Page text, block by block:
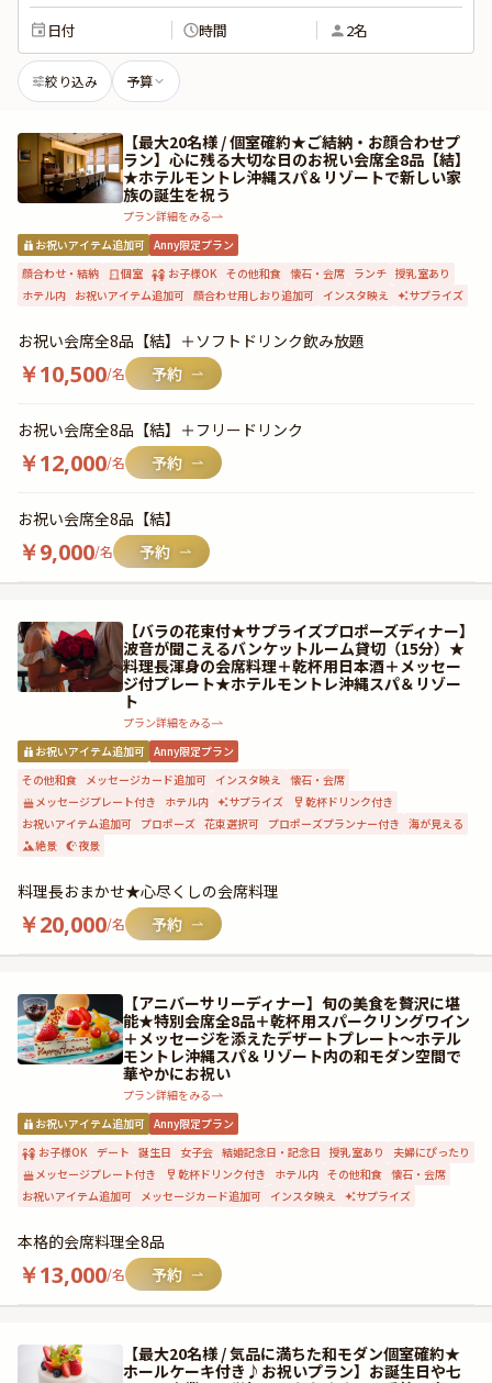
日付 時間 2名
絞り込み 予算
【最大20名様 / 個室確約★ご結納・お顔合わせプ
ラン】心に残る大切な日のお祝い会席全8品【結】
★ホテルモントレ沖縄スパ＆リゾートで新しい家
族の誕生を祝う
プラン詳細をみる
お祝いアイテム追加可 Anny限定プラン
顔合わせ・結納
個室 お子様OK その他和食 懐石・会席 ランチ 授乳室あり
ホテル内 お祝いアイテム追加可 顔合わせ用しおり追加可 インスタ映え サプライズ
お祝い会席全8品【結】＋ソフトドリンク飲み放題
￥10,500/名
お祝い会席全8品【結】＋フリードリンク
￥12,000/名
お祝い会席全8品【結】
￥9,000/名
【バラの花束付★サプライズプロポーズディナー】
波音が聞こえるバンケットルーム貸切（15分）★
料理長渾身の会席料理＋乾杯用日本酒＋メッセー
ジ付プレート★ホテルモントレ沖縄スパ＆リゾー
ト
プラン詳細をみる
お祝いアイテム追加可 Anny限定プラン
その他和食 メッセージカード追加可 インスタ映え 懐石・会席
メッセージプレート付き
ホテル内 サプライズ
乾杯ドリンク付き
お祝いアイテム追加可 プロポーズ 花束選択可 プロポーズプランナー付き 海が見える
絶景
夜景
料理長おまかせ★心尽くしの会席料理
￥20,000/名
【アニバーサリーディナー】旬の美食を贅沢に堪
能★特別会席全8品＋乾杯用スパークリングワイン
＋メッセージを添えたデザートプレート〜ホテル
モントレ沖縄スパ＆リゾート内の和モダン空間で
華やかにお祝い
プラン詳細をみる
お祝いアイテム追加可 Anny限定プラン
お子様OK デート 誕生日 女子会 結婚記念日・記念日 授乳室あり
夫婦にぴったり
メッセージプレート付き
乾杯ドリンク付き ホテル内 その他和食 懐石・会席
お祝いアイテム追加可 メッセージカード追加可 インスタ映え サプライズ
本格的会席料理全8品
￥13,000/名
【最大20名様 / 気品に満ちた和モダン個室確約★
ホールケーキ付き♪お祝いプラン】お誕生日や七